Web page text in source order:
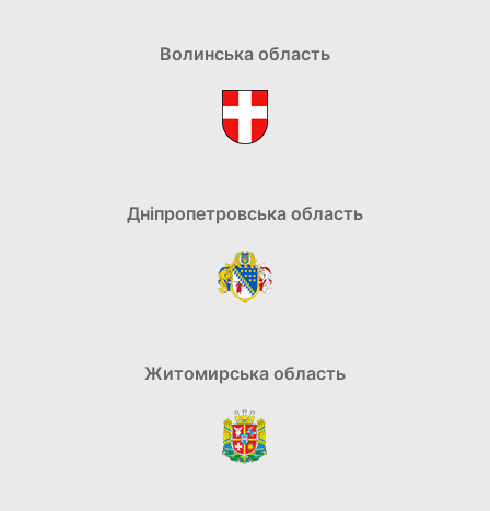
Волинська область
Дніпропетровська область
Житомирська область